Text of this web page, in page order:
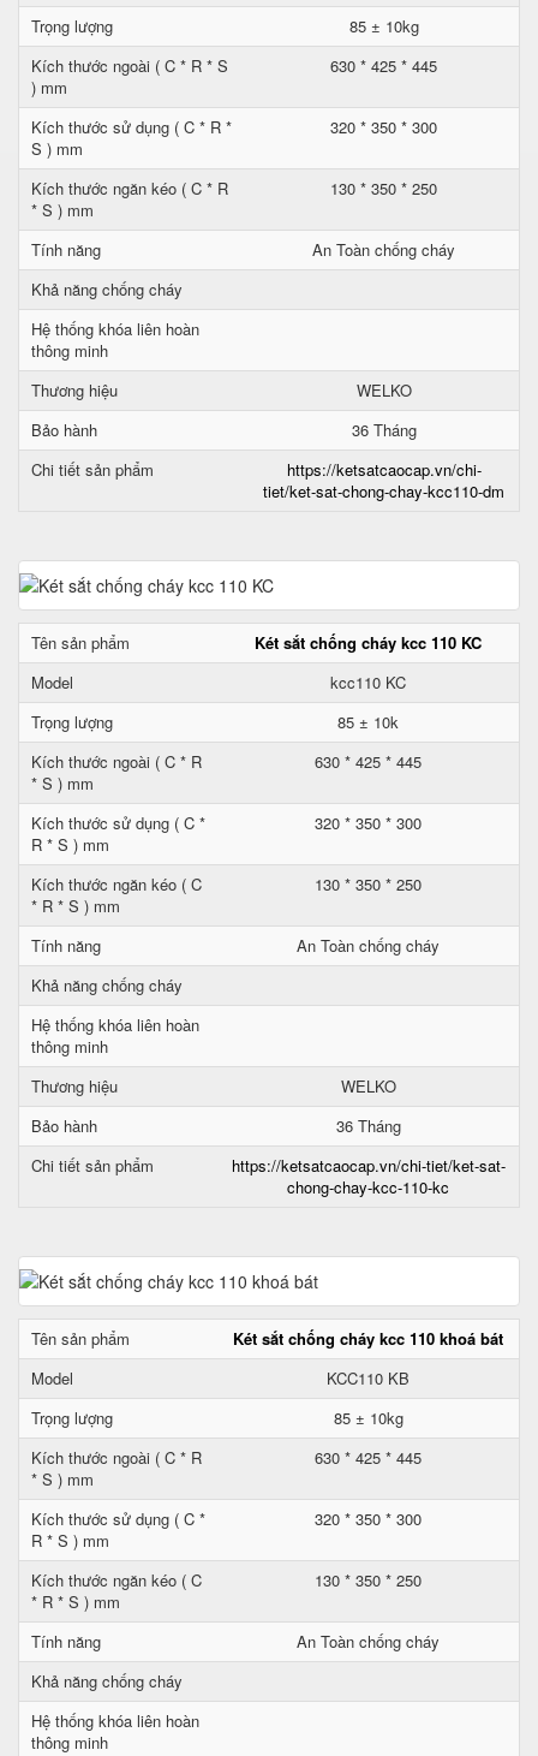
Trọng lượng
85 ± 10kg
Kích thước ngoài ( C * R * S
) mm
630 * 425 * 445
Kích thước sử dụng ( C * R *
S ) mm
320 * 350 * 300
Kích thước ngăn kéo ( C * R
* S ) mm
130 * 350 * 250
Tính năng
An Toàn chống cháy
Khả năng chống cháy
Hệ thống khóa liên hoàn
thông minh
Thương hiệu
WELKO
Bảo hành
36 Tháng
Chi tiết sản phẩm
https://ketsatcaocap.vn/chi-
tiet/ket-sat-chong-chay-kcc110-dm
Tên sản phẩm
Két sắt chống cháy kcc 110 KC
Model
kcc110 KC
Trọng lượng
85 ± 10k
Kích thước ngoài ( C * R
* S ) mm
630 * 425 * 445
Kích thước sử dụng ( C *
R * S ) mm
320 * 350 * 300
Kích thước ngăn kéo ( C
* R * S ) mm
130 * 350 * 250
Tính năng
An Toàn chống cháy
Khả năng chống cháy
Hệ thống khóa liên hoàn
thông minh
Thương hiệu
WELKO
Bảo hành
36 Tháng
Chi tiết sản phẩm
https://ketsatcaocap.vn/chi-tiet/ket-sat-
chong-chay-kcc-110-kc
Tên sản phẩm
Két sắt chống cháy kcc 110 khoá bát
Model
KCC110 KB
Trọng lượng
85 ± 10kg
Kích thước ngoài ( C * R
* S ) mm
630 * 425 * 445
Kích thước sử dụng ( C *
R * S ) mm
320 * 350 * 300
Kích thước ngăn kéo ( C
* R * S ) mm
130 * 350 * 250
Tính năng
An Toàn chống cháy
Khả năng chống cháy
Hệ thống khóa liên hoàn
thông minh